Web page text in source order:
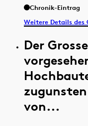
Chronik-Eintrag
Weitere Details des
Der
von...